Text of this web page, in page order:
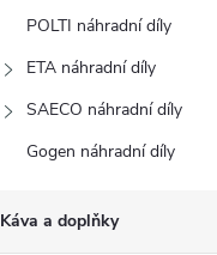
POLTI náhradní díly
ETA náhradní díly
SAECO náhradní díly
Gogen náhradní díly
Káva a doplňky